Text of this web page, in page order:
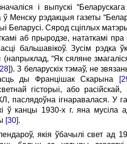
і выпускі
рэдакцыя газеты
Беларусі. Сярод сціплых
аб прыродзе, нататкамі
бальшавікоў. Зусім рэдка
“Як сяляне
). З беларускіх тэмаў, не
ды Францішак Скарына
гісторыі, або
паслядоўна ігнаравалася. У
ў канцы 1930-х г. яна мусіла
[30].
якія ўбачылі свет ад